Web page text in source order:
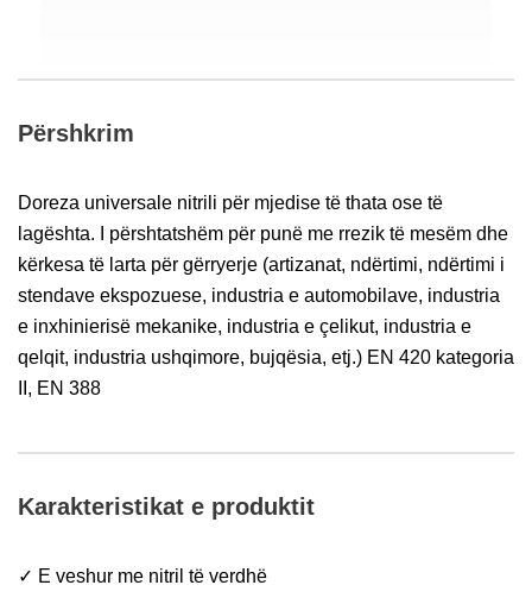
Përshkrim
Doreza universale nitrili për mjedise të thata ose të
lagështa. I përshtatshëm për punë me rrezik të mesëm dhe
kërkesa të larta për gërryerje (artizanat, ndërtimi, ndërtimi i
stendave ekspozuese, industria e automobilave, industria
e inxhinierisë mekanike, industria e çelikut, industria e
qelqit, industria ushqimore, bujqësia, etj.) EN 420 kategoria
II, EN 388
Karakteristikat e produktit
✓ E veshur me nitril të verdhë